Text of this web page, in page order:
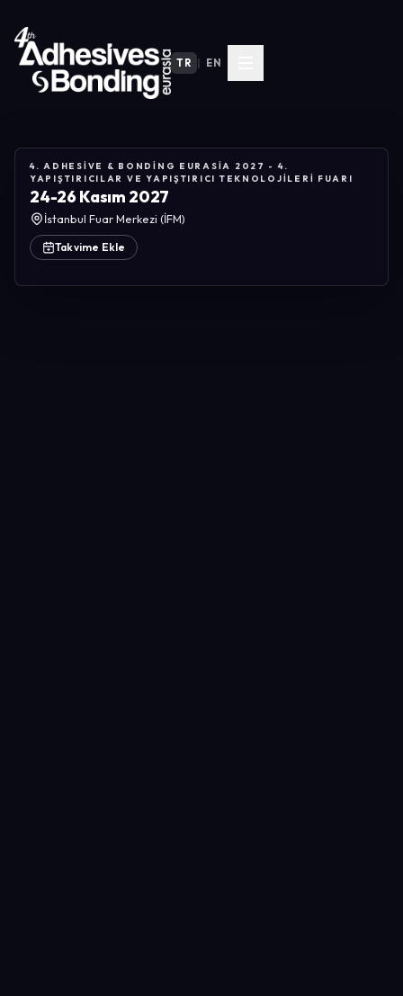
TR EN
4. ADHESIVE & BONDING EURASIA 2027 - 4.
YAPIŞTIRICILAR VE YAPIŞTIRICI TEKNOLOJILERI FUARI
24-26 Kasım 2027
İstanbul Fuar Merkezi (İFM)
Takvime Ekle